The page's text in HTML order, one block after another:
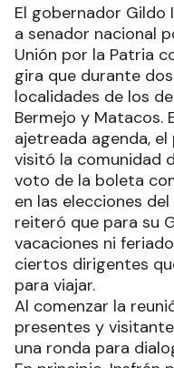
El gobernador
a senador nacional
Unión por la Patria
gira que durante
localidades de los
Bermejo y Matacos.
ajetreada agenda,
visitó la comunidad
voto de la boleta
en las elecciones
reiteró que para su
vacaciones ni
ciertos dirigentes
para viajar.
Al comenzar la
presentes y
una ronda para